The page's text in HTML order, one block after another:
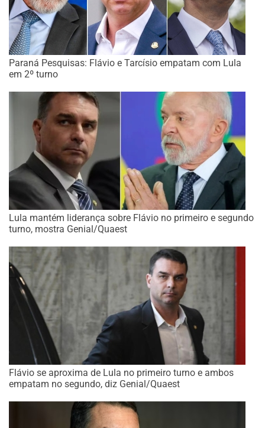
Paraná Pesquisas: Flávio e Tarcísio empatam com Lula
em 2º turno
Lula mantém liderança sobre Flávio no primeiro e segundo
turno, mostra Genial/Quaest
Flávio se aproxima de Lula no primeiro turno e ambos
empatam no segundo, diz Genial/Quaest